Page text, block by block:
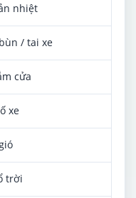
nhiệt
/ tai xe
cửa
xe
trời